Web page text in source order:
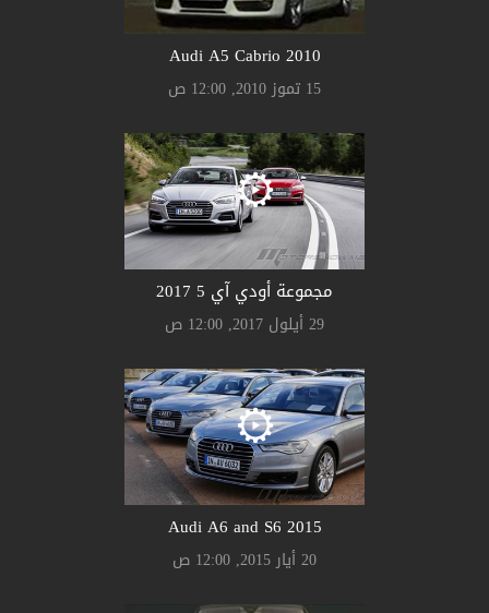
Audi A5 Cabrio 2010
15 تموز 2010, 12:00 ص
مجموعة أودي آي 5 2017
29 أيلول 2017, 12:00 ص
Audi A6 and S6 2015
20 أيار 2015, 12:00 ص